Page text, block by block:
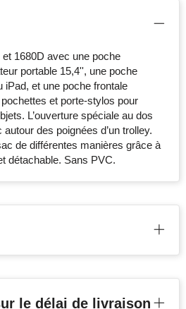
1680D avec une poche
portable 15,4'', une poche
iPad, et une poche frontale
et porte-stylos pour
L’ouverture spéciale au dos
des poignées d’un trolley.
de différentes manières grâce à
détachable. Sans PVC.
le délai de livraison